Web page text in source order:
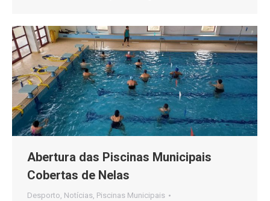
Abertura das Piscinas Municipais
Cobertas de Nelas
Desporto, Notícias, Piscinas Municipais